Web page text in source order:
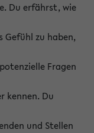
Du erfährst, wie
Gefühl zu haben,
Fragen
kennen. Du
und Stellen